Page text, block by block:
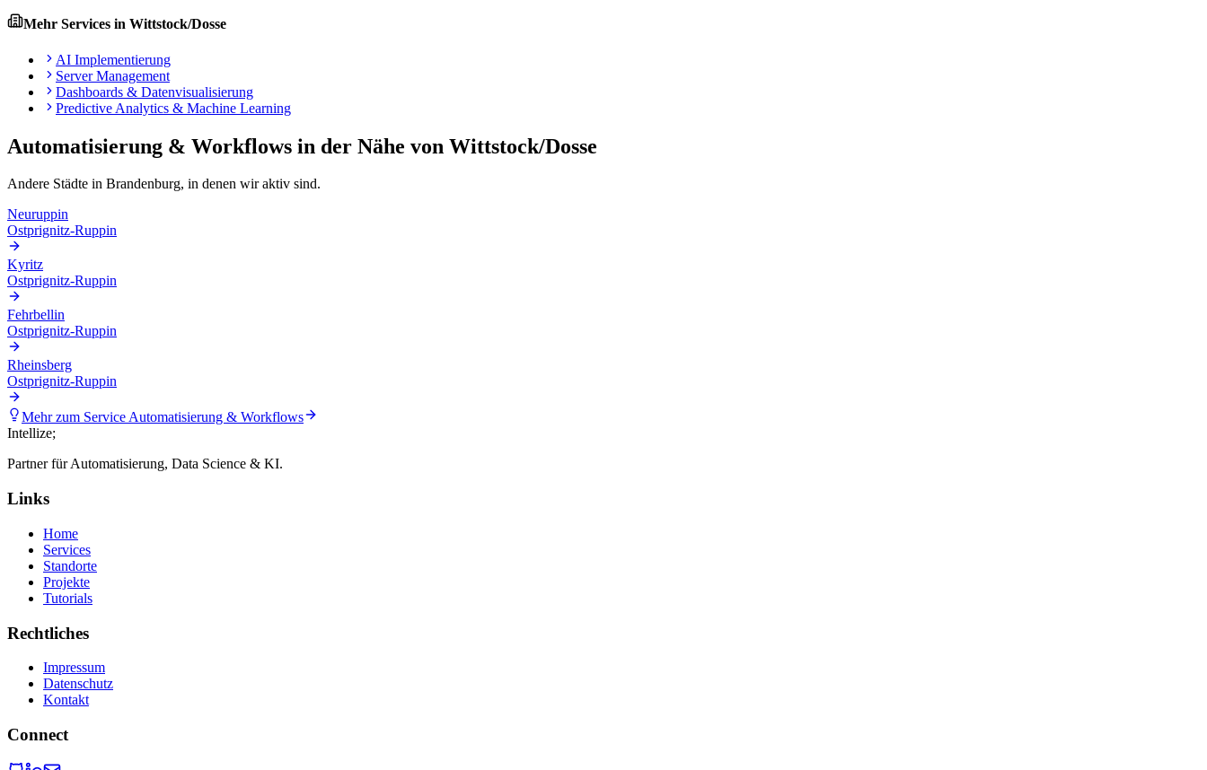
Mehr Services in Wittstock/Dosse
AI Implementierung
Server Management
Dashboards & Datenvisualisierung
Predictive Analytics & Machine Learning
Automatisierung & Workflows in der Nähe von Wittstock/Dosse
Andere Städte in Brandenburg, in denen wir aktiv sind.
Neuruppin
Ostprignitz-Ruppin
Kyritz
Ostprignitz-Ruppin
Fehrbellin
Ostprignitz-Ruppin
Rheinsberg
Ostprignitz-Ruppin
Mehr zum ServiceAutomatisierung & Workflows
Intellize;
Partner für Automatisierung, Data Science & KI.
Links
Home
Services
Standorte
Projekte
Tutorials
Rechtliches
Impressum
Datenschutz
Kontakt
Connect